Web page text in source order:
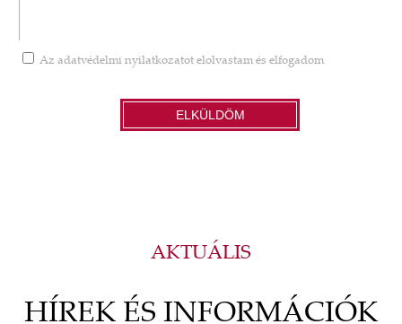
Az adatvédelmi nyilatkozatot elolvastam és elfogadom
ELKÜLDÖM
AKTUÁLIS
HÍREK ÉS INFORMÁCIÓK